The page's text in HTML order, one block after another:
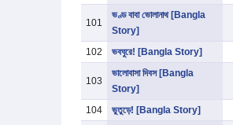
101
ভণ্ড বাবা ভোলানাথ [Bangla
Story]
102
ভবঘুরে! [Bangla Story]
103
ভালোবাসা দিবস [Bangla
Story]
104
ভুতুড়ে! [Bangla Story]